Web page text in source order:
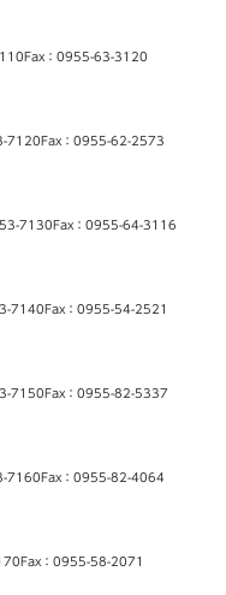
Fax：0955-63-3120
7120 Fax：0955-62-2573
7130 Fax：0955-64-3116
7140 Fax：0955-54-2521
7150 Fax：0955-82-5337
7160 Fax：0955-82-4064
Fax：0955-58-2071